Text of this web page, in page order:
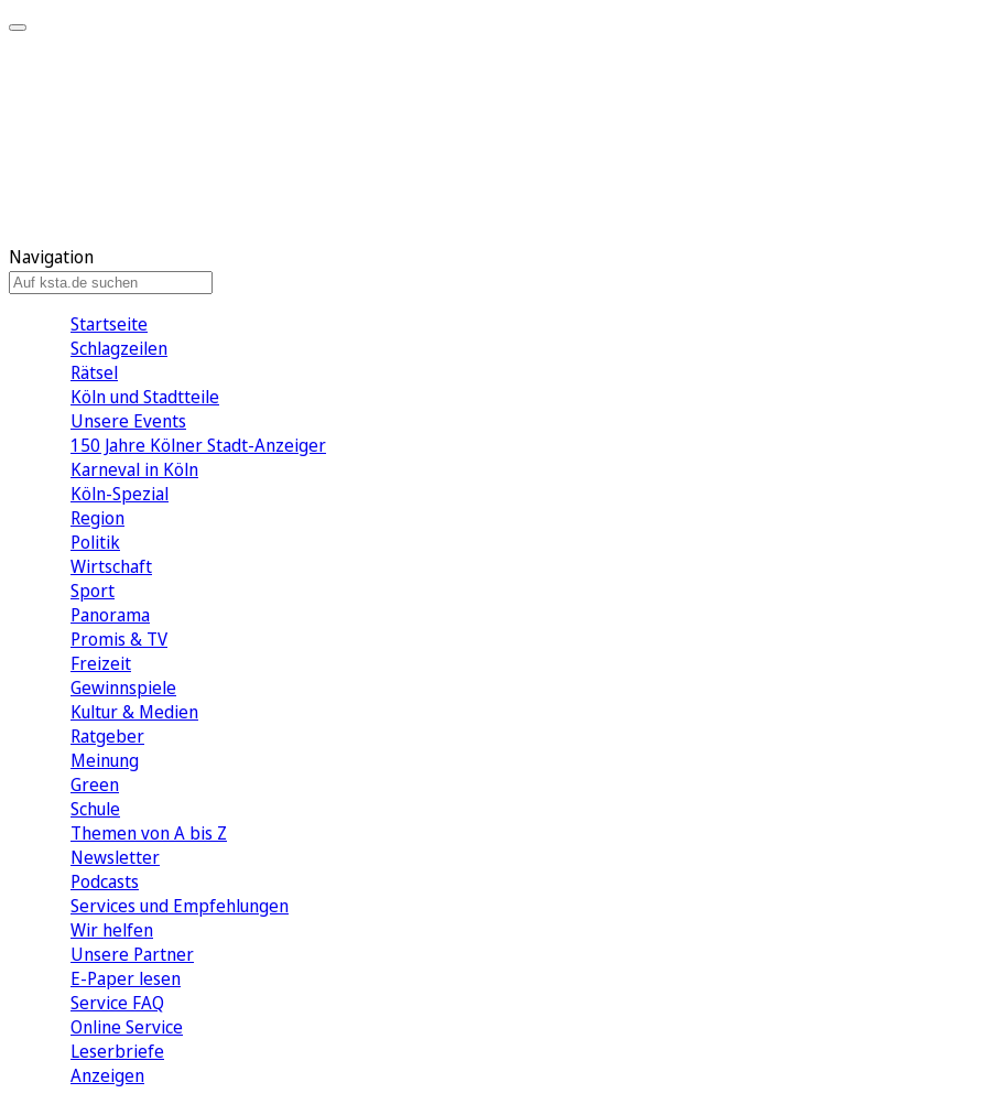
Navigation
Startseite
Schlagzeilen
Rätsel
Köln und Stadtteile
Unsere Events
150 Jahre Kölner Stadt-Anzeiger
Karneval in Köln
Köln-Spezial
Region
Politik
Wirtschaft
Sport
Panorama
Promis & TV
Freizeit
Gewinnspiele
Kultur & Medien
Ratgeber
Meinung
Green
Schule
Themen von A bis Z
Newsletter
Podcasts
Services und Empfehlungen
Wir helfen
Unsere Partner
E-Paper lesen
Service FAQ
Online Service
Leserbriefe
Anzeigen